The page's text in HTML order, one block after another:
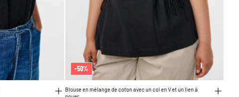
-50%
Blouse en mélange de coton avec un col en V et un lien à